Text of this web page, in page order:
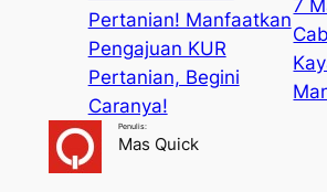
Pertanian! Manfaatkan
Pengajuan KUR
Pertanian, Begini
Caranya!
7
Penulis:
Mas Quick